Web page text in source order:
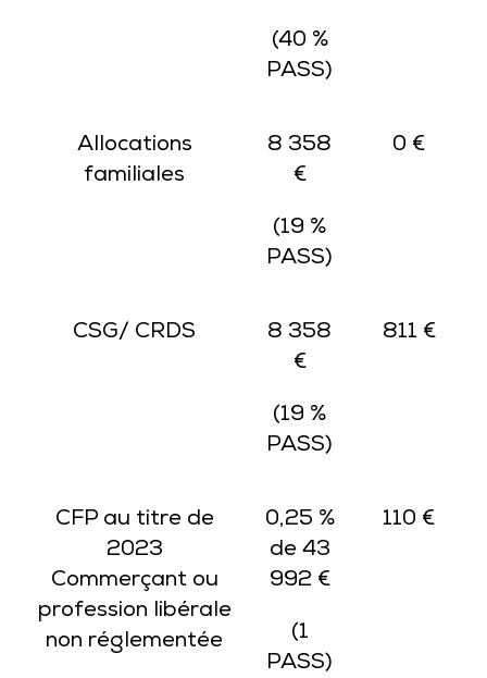
(40 %
PASS)
Allocations
familiales
8 358
€
(19 %
PASS)
0 €
CSG/ CRDS
8 358
€
(19 %
PASS)
811 €
CFP au titre de
2023
Commerçant ou
profession libérale
non réglementée
0,25 %
de 43
992 €
(1
PASS)
110 €